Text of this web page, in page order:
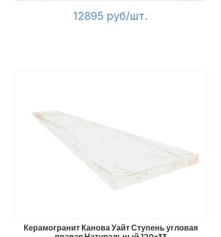
12895 руб/шт.
Керамогранит Канова Уайт Ступень угловая